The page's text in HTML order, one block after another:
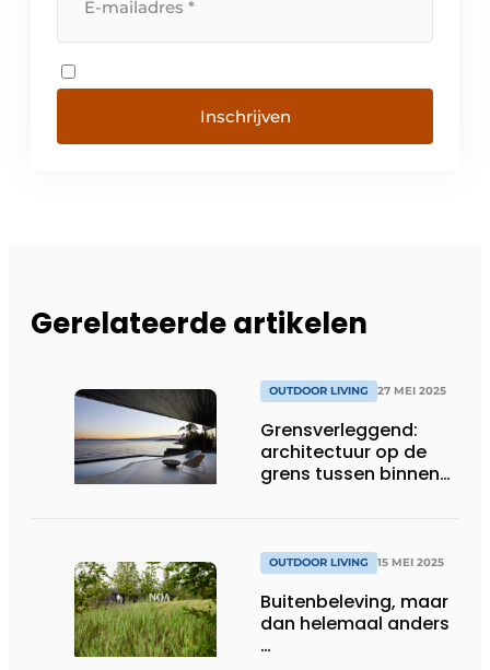
Inschrijven
Gerelateerde artikelen
OUTDOOR LIVING 27 MEI 2025
Grensverleggend:
architectuur op de
grens tussen binnen
OUTDOOR LIVING 15 MEI 2025
Buitenbeleving, maar
dan helemaal anders
…